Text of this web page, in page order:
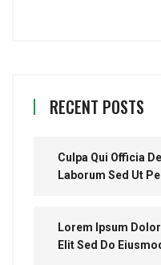
RECENT POSTS
Culpa Qui Officia
Laborum Sed Ut
Lorem Ipsum
Elit Sed Do